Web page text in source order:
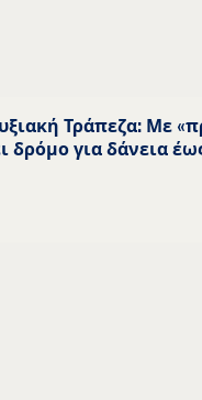
Τράπεζα: Με
δρόμο για δάνεια